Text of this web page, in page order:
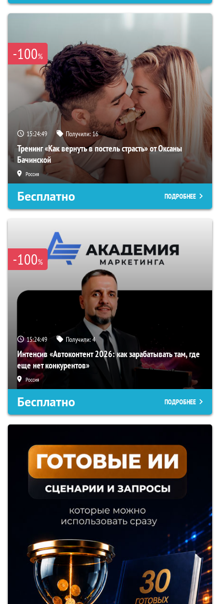
-100%
15:24:48 Получили:16
Тренинг «Как вернуть в постель страсть» от Оксаны
Бачинской
Россия
Бесплатно ПОДРОБНЕЕ
-100%
15:24:48 Получили:4
Интенсив «Автоконтент 2026: как зарабатывать там, где
еще нет конкурентов»
Россия
Бесплатно ПОДРОБНЕЕ